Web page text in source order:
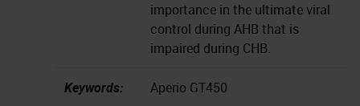
importance in the ultimate viral
control during AHB that is
impaired during CHB.
Keywords: Aperio GT450